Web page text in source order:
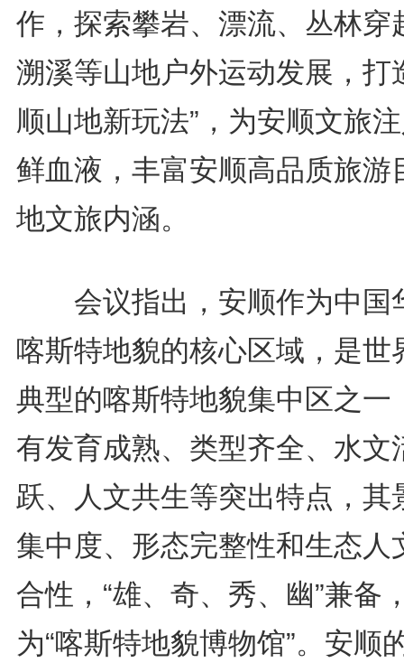
作，探索攀岩、漂流、丛林穿
溯溪等山地户外运动发展，打
顺山地新玩法”，为安顺文旅
鲜血液，丰富安顺高品质旅游
地文旅内涵。
会议指出，安顺作为‌中国
喀斯特地貌的核心区域‌，是世
典型的喀斯特地貌集中区之一
有‌发育成熟、类型齐全、水文
跃、人文共生‌等突出特点，其
集中度、形态完整性和生态人
合性，“雄、奇、秀、幽”兼备
为“喀斯特地貌博物馆”。‌‌‌安顺